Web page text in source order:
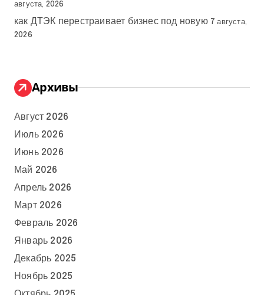
августа, 2026
как ДТЭК перестраивает бизнес под новую 7 августа,
2026
Архивы
Август 2026
Июль 2026
Июнь 2026
Май 2026
Апрель 2026
Март 2026
Февраль 2026
Январь 2026
Декабрь 2025
Ноябрь 2025